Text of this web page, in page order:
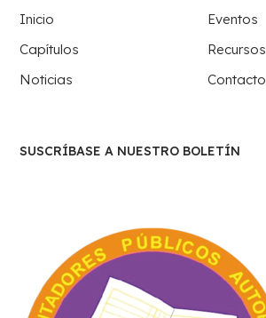
Inicio
Eventos
Capítulos
Recursos
Noticias
Contacto
SUSCRÍBASE A NUESTRO BOLETÍN